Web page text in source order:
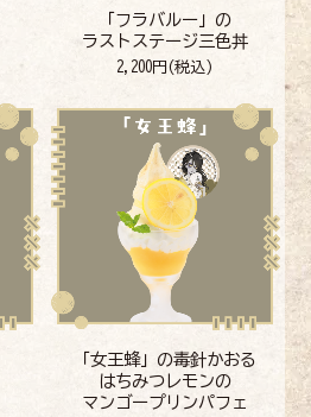
「フラバルー」の
ラストステージ三色丼
2,200円(税込)
「女王蜂」の毒針かおる
はちみつレモンの
マンゴープリンパフェ